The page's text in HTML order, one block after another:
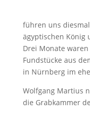
führen uns
ägyptischen König
Drei Monate
Fundstücke aus
in Nürnberg im
Wolfgang Martius
die Grabkammer